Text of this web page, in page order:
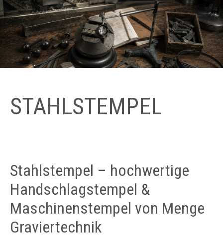
STAHLSTEMPEL
Stahlstempel – hochwertige
Handschlagstempel &
Maschinenstempel von Menge
Graviertechnik